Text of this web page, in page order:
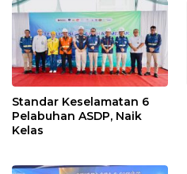
Standar Keselamatan 6
Pelabuhan ASDP, Naik
Kelas